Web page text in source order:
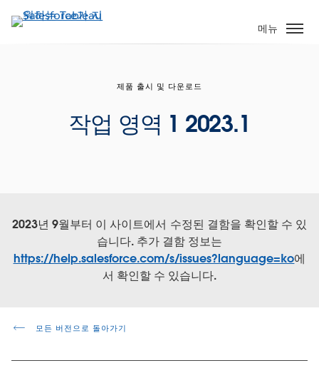
요
메뉴
제품 출시 및 다운로드
작업 영역 1 2023.1
2023년 9월부터 이 사이트에서 수정된 결함을 확인할 수 있
습니다. 추가 결함 정보는
https://help.salesforce.com/s/issues?language=ko에
서 확인할 수 있습니다.
모든 버전으로 돌아가기